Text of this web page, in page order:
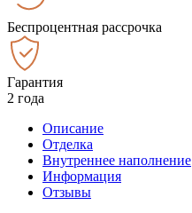
Беспроцентная рассрочка
Гарантия
2 года
Описание
Отделка
Внутреннее наполнение
Информация
Отзывы